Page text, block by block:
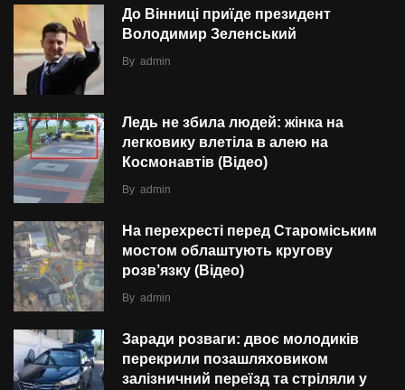
До Вінниці приїде президент
Володимир Зеленський
By admin
Ледь не збила людей: жінка на
легковику влетіла в алею на
Космонавтів (Відео)
By admin
На перехресті перед Староміським
мостом облаштують кругову
розв’язку (Відео)
By admin
Заради розваги: двоє молодиків
перекрили позашляховиком
залізничний переїзд та стріляли у